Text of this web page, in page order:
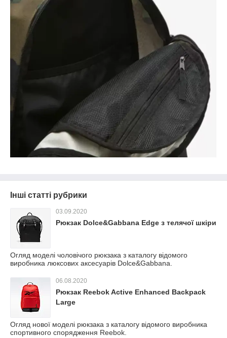
Інші статті рубрики
03.09.2020
Рюкзак Dolce&Gabbana Edge з телячої шкіри
Огляд моделі чоловічого рюкзака з каталогу відомого
виробника люксових аксесуарів Dolce&Gabbana.
06.08.2020
Рюкзак Reebok Active Enhanced Backpack
Large
Огляд нової моделі рюкзака з каталогу відомого виробника
спортивного спорядження Reebok.